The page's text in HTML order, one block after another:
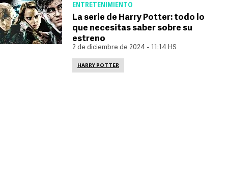
ENTRETENIMIENTO
La serie de Harry Potter: todo lo
que necesitas saber sobre su
estreno
2 de diciembre de 2024 - 11:14 HS
HARRY POTTER